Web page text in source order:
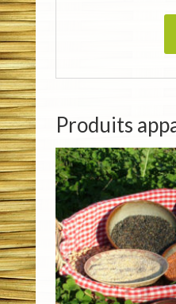
Produits